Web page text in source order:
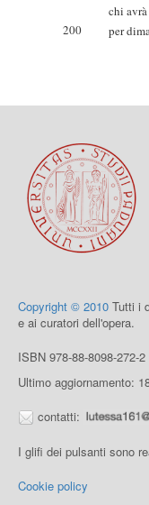
chi
200
per
Copyright © 2010 Tutti i
e ai curatori dell'opera.
ISBN 978-88-8098-272-2
Ultimo aggiornamento:
contatti:
I glifi dei pulsanti sono
Cookie policy